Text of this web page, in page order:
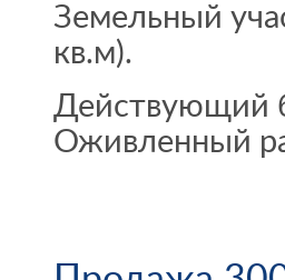
Земельный
кв.м).
Действующий
Оживленный